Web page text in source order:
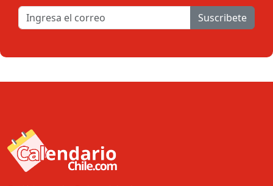
Suscribete